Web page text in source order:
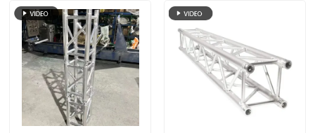
matériel de scène d'occasion